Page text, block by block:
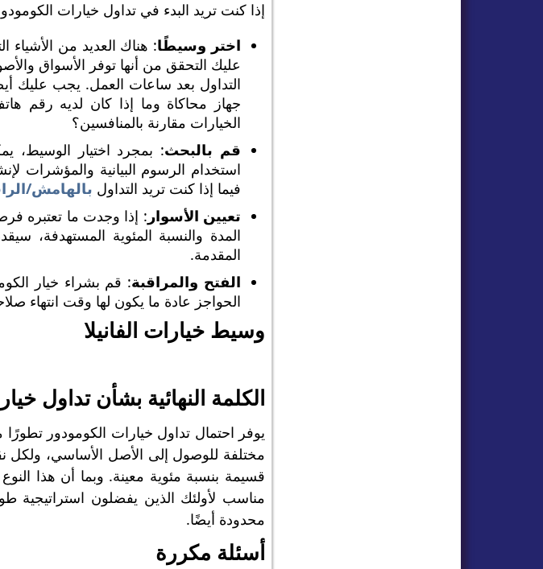
إذا كنت تريد البدء في تداول خيارات
اختر وسيطًا: هناك العديد من الأشياء
التداول بعد ساعات العمل. يجب عليك
جهاز محاكاة وما إذا كان لديه رقم
الخيارات مقارنة بالمنافسين؟
قم بالبحث: بمجرد اختيار الوسيط،
استخدام الرسوم البيانية والمؤشرات
فيما إذا كنت تريد التداول بالهامش/
تعيين الأسوار : إذا وجدت ما تعتبره
المدة والنسبة المئوية المستهدفة،
المقدمة.
الفتح والمراقبة: قم بشراء خيار
الحواجز عادة ما يكون لها وقت انتهاء
وسيط خيارات الفانيلا
الكلمة النهائية بشأن تداول
يوفر احتمال تداول خيارات الكومودور تطورًا
مختلفة للوصول إلى الأصل الأساسي، ولكل
قسيمة بنسبة مئوية معينة. وبما أن هذا
مناسب لأولئك الذين يفضلون استراتيجية
محدودة أيضًا.
أسئلة مكررة